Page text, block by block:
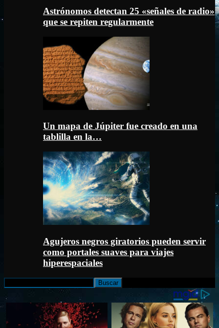
Astrónomos detectan 25 «señales de radio»
que se repiten regularmente
Un mapa de Júpiter fue creado en una
tablilla en la…
Agujeros negros giratorios pueden servir
como portales suaves para viajes
hiperespaciales